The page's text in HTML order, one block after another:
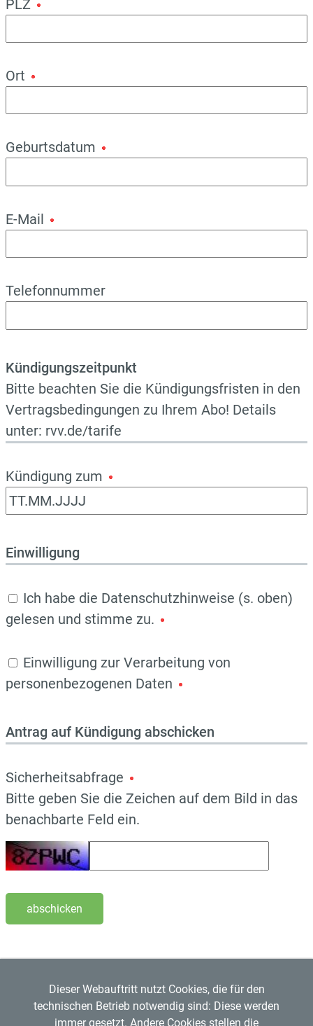
PLZ
Ort
Geburtsdatum
E-Mail
Telefonnummer
Kündigungszeitpunkt
Bitte beachten Sie die Kündigungsfristen in den
Vertragsbedingungen zu Ihrem Abo! Details
unter: rvv.de/tarife
Kündigung zum
Einwilligung
Ich habe die Datenschutzhinweise (s. oben)
gelesen und stimme zu.
Einwilligung zur Verarbeitung von
personenbezogenen Daten
Antrag auf Kündigung abschicken
Sicherheitsabfrage
Bitte geben Sie die Zeichen auf dem Bild in das
benachbarte Feld ein.
abschicken
Dieser Webauftritt nutzt Cookies, die für den
technischen Betrieb notwendig sind: Diese werden
immer gesetzt. Andere Cookies stellen die